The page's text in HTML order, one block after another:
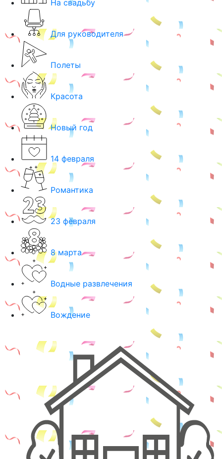
На свадьбу
Для руководителя
Полеты
Красота
Новый год
14 февраля
Романтика
23 февраля
8 марта
Водные развлечения
Вождение